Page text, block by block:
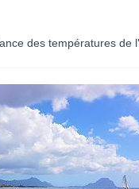
des températures de